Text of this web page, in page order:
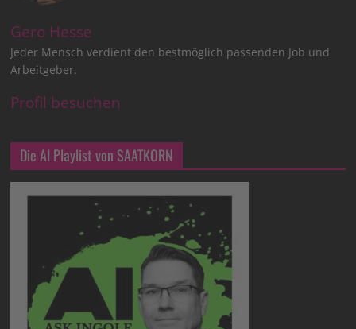
Gero Hesse
Jeder Mensch verdient den bestmöglich passenden Job und
Arbeitgeber.
Profil besuchen
Die AI Playlist von SAATKORN